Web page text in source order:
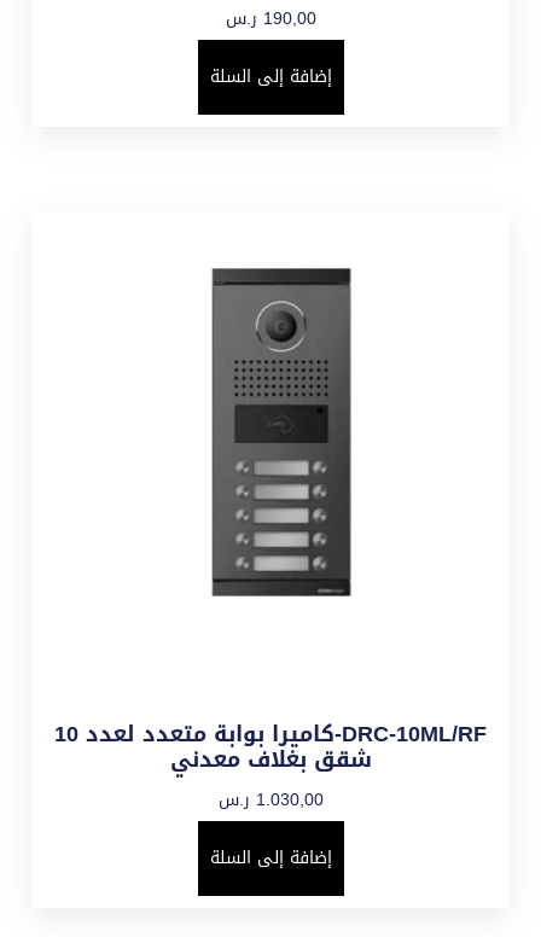
190,00 ر.س
إضافة إلى السلة
DRC-10ML/RF-كاميرا بوابة متعدد لعدد 10
شقق بغلاف معدني
1.030,00 ر.س
إضافة إلى السلة